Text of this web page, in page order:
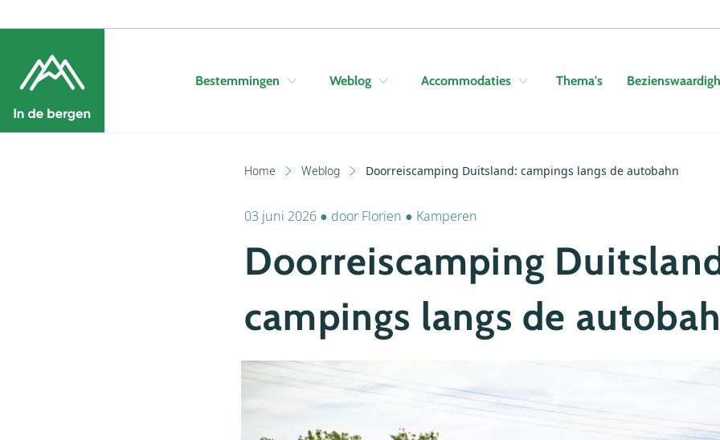
Bestemmingen Weblog Accommodaties Thema's
Home Weblog Doorreiscamping Duitsland: campings langs de autobahn
03 juni 2026 ● door Florien ● Kamperen
Doorreiscamping
campings langs de